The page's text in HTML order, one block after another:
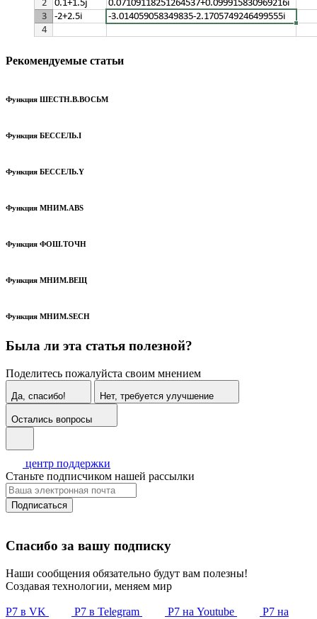
Рекомендуемые статьи
Функция ШЕСТН.В.ВОСЬМ
Функция БЕССЕЛЬ.I
Функция БЕССЕЛЬ.Y
Функция МНИМ.ABS
Функция ФОШ.ТОЧН
Функция МНИМ.ВЕЩ
Функция МНИМ.SECH
Была ли эта статья полезной?
Поделитесь пожалуйста своим мнением
Да, спасибо! Нет, требуется улучшение
Остались вопросы
центр поддержки
Станьте подписчиком нашей рассылки
Подписаться
Спасибо за вашу подписку
Наши сообщения обязательно будут вам полезны!
Создавая технологии, меняем мир
Р7 в VK Р7 в Telegram Р7 на Youtube Р7 на